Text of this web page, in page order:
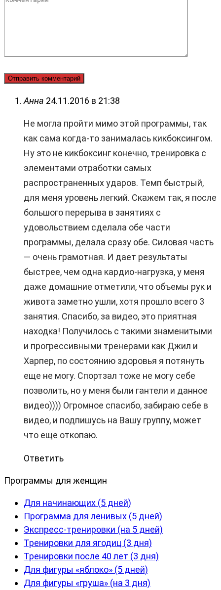
Анна 24.11.2016 в 21:38
Не могла пройти мимо этой программы, так
как сама когда-то занималась кикбоксингом.
Ну это не кикбоксинг конечно, тренировка с
элементами отработки самых
распространенных ударов. Темп быстрый,
для меня уровень легкий. Скажем так, я после
большого перерыва в занятиях с
удовольствием сделала обе части
программы, делала сразу обе. Силовая часть
— очень грамотная. И дает результаты
быстрее, чем одна кардио-нагрузка, у меня
даже домашние отметили, что объемы рук и
живота заметно ушли, хотя прошло всего 3
занятия. Спасибо, за видео, это приятная
находка! Получилось с такими знаменитыми
и прогрессивными тренерами как Джил и
Харпер, по состоянию здоровья я потянуть
еще не могу. Спортзал тоже не могу себе
позволить, но у меня были гантели и данное
видео)))) Огромное спасибо, забираю себе в
видео, и подпишусь на Вашу группу, может
что еще откопаю.
Ответить
Программы для женщин
Для начинающих (5 дней)
Программа для ленивых (5 дней)
Экспресс-тренировки (на 5 дней)
Тренировки для ягодиц (3 дня)
Тренировки после 40 лет (3 дня)
Для фигуры «яблоко» (5 дней)
Для фигуры «груша» (на 3 дня)